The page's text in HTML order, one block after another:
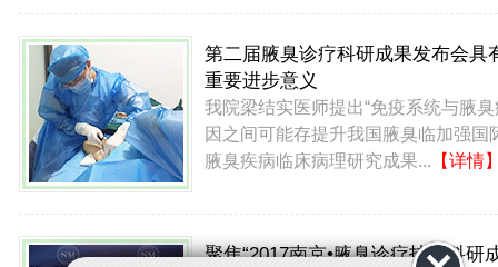
第二届腋臭诊疗科研成果发布会具
重要进步意义
我院梁结实医师提出“免疫系统与腋
因之间可能存提升我国腋臭临加强国
腋臭疾病临床病理研究成果... 【详情
聚焦“2017南京•腋臭诊疗技术科研